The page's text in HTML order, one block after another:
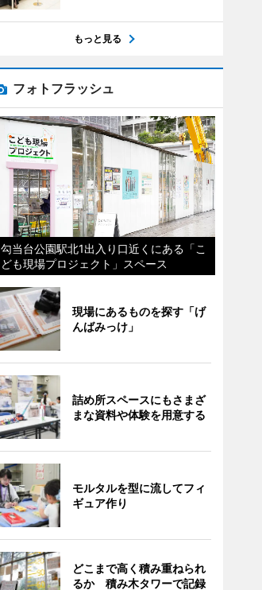
もっと見る
フォトフラッシュ
勾当台公園駅北1出入り口近くにある「こ
ども現場プロジェクト」スペース
現場にあるものを探す「げ
んばみっけ」
詰め所スペースにもさまざ
まな資料や体験を用意する
モルタルを型に流してフィ
ギュア作り
どこまで高く積み重ねられ
るか 積み木タワーで記録